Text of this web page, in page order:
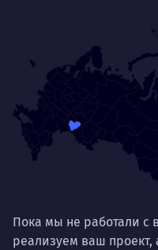
Пока мы не работали с
реализуем ваш проект,